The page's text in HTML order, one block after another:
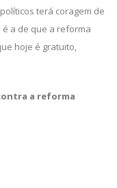
terá coragem de
a de que a reforma
hoje é gratuito,
a reforma